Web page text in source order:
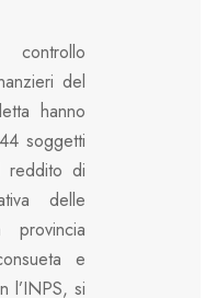
controllo
del
hanno
soggetti
reddito di
delle
provincia
e
l’INPS, si